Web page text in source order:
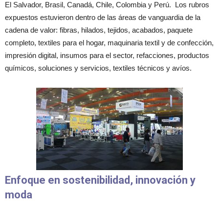
El Salvador, Brasil, Canadá, Chile, Colombia y Perú. Los rubros
expuestos estuvieron dentro de las áreas de vanguardia de la
cadena de valor: fibras, hilados, tejidos, acabados, paquete
completo, textiles para el hogar, maquinaria textil y de confección,
impresión digital, insumos para el sector, refacciones, productos
químicos, soluciones y servicios, textiles técnicos y avíos.
Enfoque en sostenibilidad, innovación y
moda